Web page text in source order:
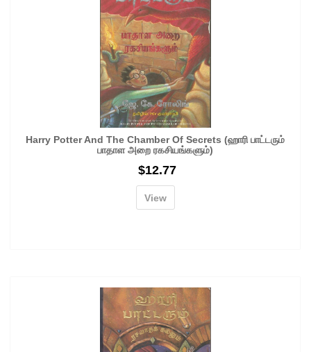
Harry Potter And The Chamber Of Secrets (ஹாரி பாட்டரும்
பாதாள அறை ரகசியங்களும்)
$12.77
View